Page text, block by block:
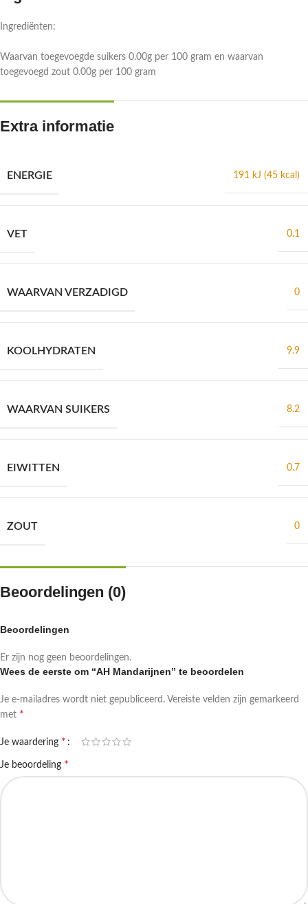
Ingrediënten:
Waarvan toegevoegde suikers 0.00g per 100 gram en waarvan
toegevoegd zout 0.00g per 100 gram
Extra informatie
ENERGIE 191 kJ (45 kcal)
VET 0.1
WAARVAN VERZADIGD 0
KOOLHYDRATEN 9.9
WAARVAN SUIKERS 8.2
EIWITTEN 0.7
ZOUT 0
Beoordelingen (0)
Beoordelingen
Er zijn nog geen beoordelingen.
Wees de eerste om “AH Mandarijnen” te beoordelen
Je e-mailadres wordt niet gepubliceerd. Vereiste velden zijn gemarkeerd
met *
Je waardering *
Je beoordeling *